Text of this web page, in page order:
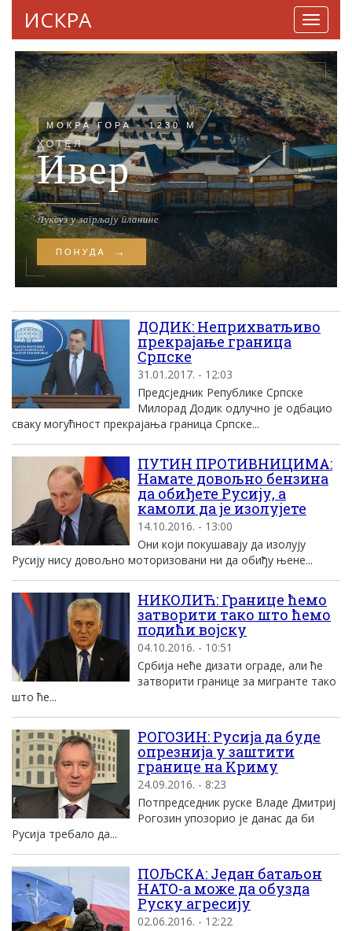
ИСКРА
ДОДИК: Неприхватљиво
прекрајање граница
Српске
31.01.2017. - 12:03
Предсједник Републике Српске
Милорад Додик одлучно је одбацио
сваку могућност прекрајања граница Српске...
ПУТИН ПРОТИВНИЦИМА:
Намате довољно бензина
да обиђете Русију, а
камоли да је изолујете
14.10.2016. - 13:00
Они који покушавају да изолују
Русију нису довољно моторизовани ни да обиђу њене...
НИКОЛИЋ: Границе ћемо
затворити тако што ћемо
подићи воjску
04.10.2016. - 10:51
Србиjа неће дизати ограде, али ће
затворити границе за мигранте тако
што ће...
РОГОЗИН: Русиjа да буде
опрезниjа у заштити
границе на Kриму
24.09.2016. - 8:23
Потпредседник руске Владе Дмитриj
Рогозин упозорио jе данас да би
Русиjа требало да...
ПОЉСКА: Један батаљон
НАТО-а може да обузда
Руску агресију
02.06.2016. - 12:22